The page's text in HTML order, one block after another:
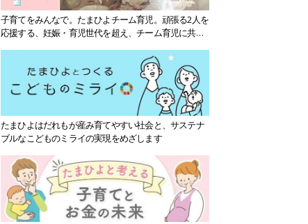
子育てをみんなで。たまひよチーム育児。頑張る2人を
応援する、妊娠・育児世代を超え、チーム育児に共感
たまひよはだれもが産み育てやすい社会と、サステナ
ブルなこどものミライの実現をめざします